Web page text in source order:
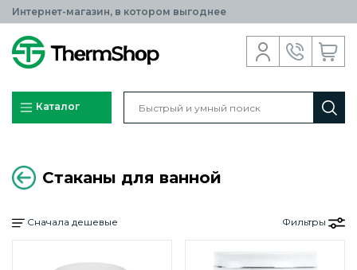
Интернет-магазин, в котором выгоднее
Каталог
Стаканы для ванной
Сначала дешевые Фильтры